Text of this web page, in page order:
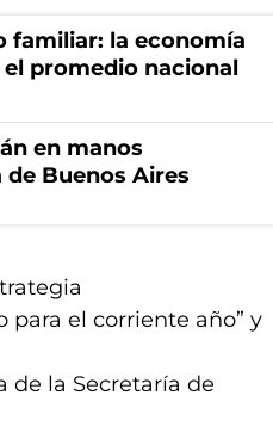
familiar: la economía
promedio nacional
en manos
Buenos Aires
el corriente año” y
la Secretaría de